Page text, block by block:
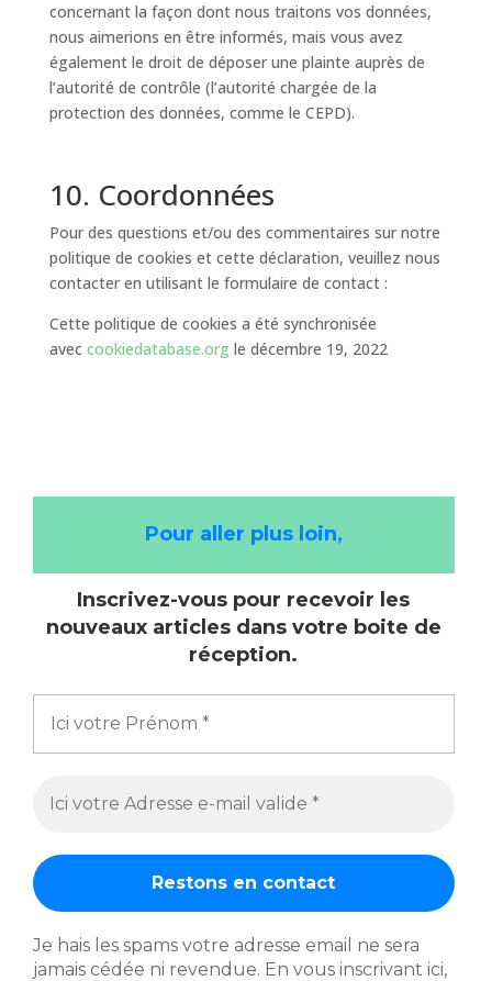
concernant la façon dont nous traitons vos données,
nous aimerions en être informés, mais vous avez
également le droit de déposer une plainte auprès de
l’autorité de contrôle (l’autorité chargée de la
protection des données, comme le CEPD).
10. Coordonnées
Pour des questions et/ou des commentaires sur notre
politique de cookies et cette déclaration, veuillez nous
contacter en utilisant le formulaire de contact :
Cette politique de cookies a été synchronisée
avec cookiedatabase.orgle décembre 19, 2022
Pour aller plus loin,
Inscrivez-vous pour recevoir les
nouveaux articles dans votre boite de
réception.
Je hais les spams votre adresse email ne sera
jamais cédée ni revendue. En vous inscrivant ici,